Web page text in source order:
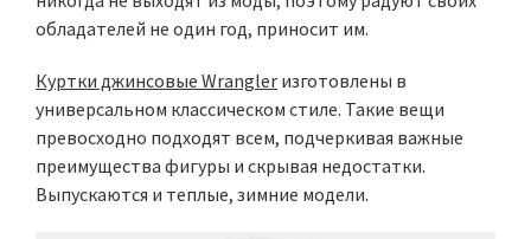
обладателей не один год, приносит им.
Куртки джинсовые Wrangler изготовлены в
универсальном классическом стиле. Такие вещи
превосходно подходят всем, подчеркивая важные
преимущества фигуры и скрывая недостатки.
Выпускаются и теплые, зимние модели.